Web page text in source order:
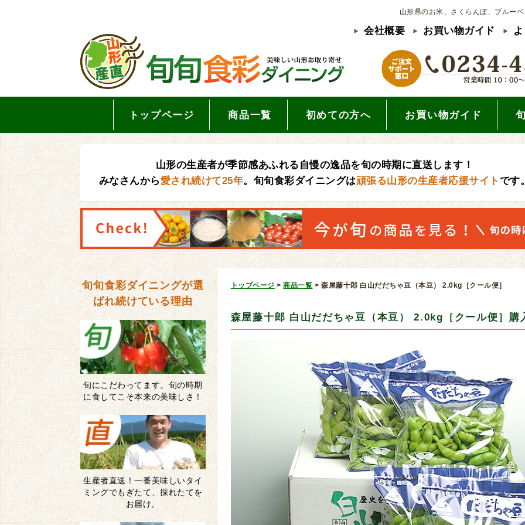
山形県のお米、さくらんぼ、ブルー
会社概要 お買い物ガイド
トップページ 商品一覧 初めての方へ お買い物ガイド
山形の生産者が季節感あふれる自慢の逸品を旬の時期に直送します！
みなさんから愛され続けて25年。旬旬食彩ダイニングは頑張る山形の生産者応援サイト です
トップページ >商品一覧 > 森屋藤十郎 白山だだちゃ豆（本豆） 2.0kg［クール便］
森屋藤十郎 白山だだちゃ豆（本豆） 2.0kg［クール便］購
旬旬食彩ダイニングが選
ばれ続けている理由
旬にこだわってます。旬の時期
に食してこそ本来の美味しさ！
生産者直送！一番美味しいタイ
ミングでもぎたて、採れたてを
お届け。